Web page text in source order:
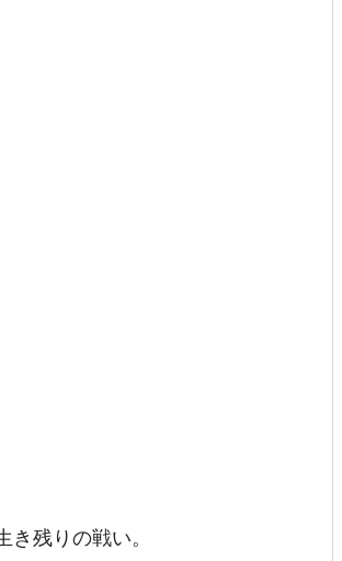
き残りの戦い。